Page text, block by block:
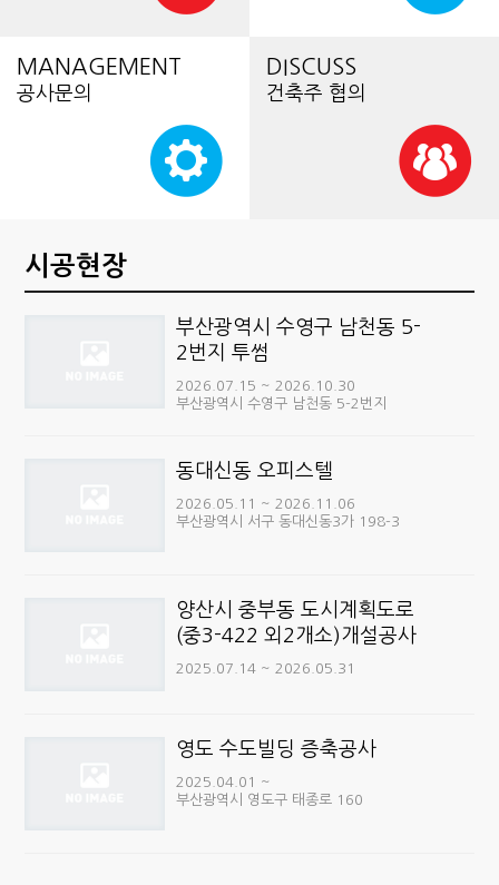
MANAGEMENT
공사문의
DISCUSS
건축주 협의
시공현장
부산광역시 수영구 남천동 5-
2번지 투썸
2026.07.15 ~ 2026.10.30
부산광역시 수영구 남천동 5-2번지
동대신동 오피스텔
2026.05.11 ~ 2026.11.06
부산광역시 서구 동대신동3가 198-3
양산시 중부동 도시계획도로
(중3-422 외2개소)개설공사
2025.07.14 ~ 2026.05.31
영도 수도빌딩 증축공사
2025.04.01 ~
부산광역시 영도구 태종로 160